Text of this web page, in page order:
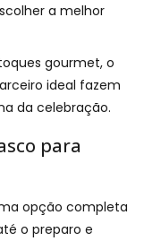
a melhor
gourmet, o
ideal fazem
da celebração.
para
opção completa
o preparo e